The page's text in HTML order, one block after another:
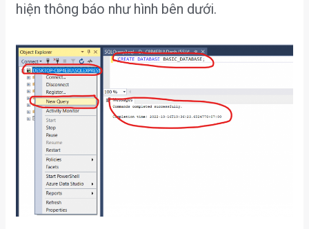
hiện thông báo như hình bên dưới.